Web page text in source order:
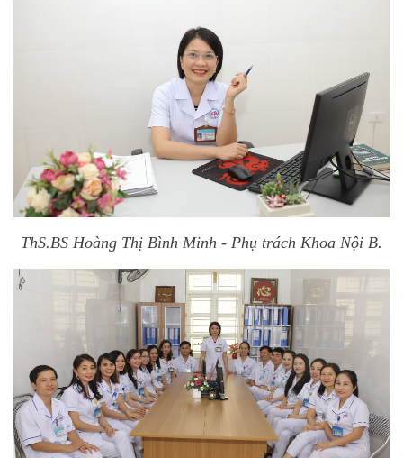
ThS.BS Hoàng Thị Bình Minh - Phụ trách Khoa Nội B.